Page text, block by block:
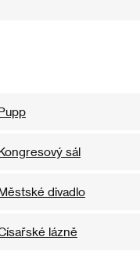
sál
divadlo
lázně